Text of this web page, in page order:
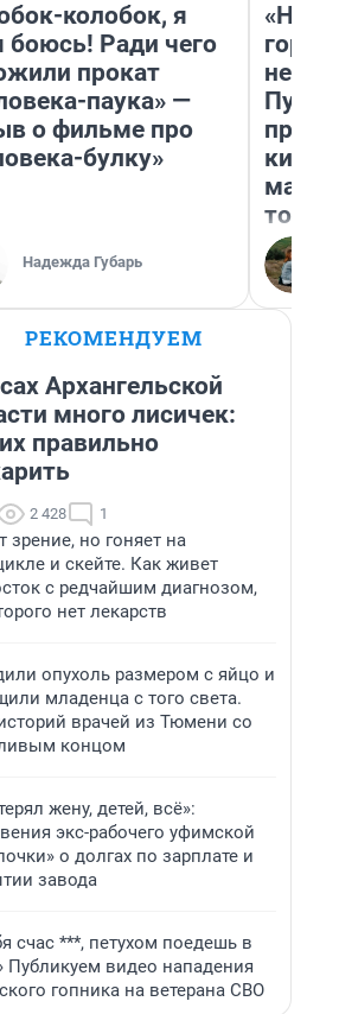
колобок, я
боюсь! Ради чего
прокат
паука» —
о фильме про
булку»
Надежда Губарь
«Нет
того
РЕКОМЕНДУЕМ
Архангельской
много лисичек:
правильно
2 428 1
зрение, но гоняет на
и скейте. Как живет
с редчайшим диагнозом,
нет лекарств
опухоль размером с яйцо и
младенца с того света.
врачей из Тюмени со
концом
жену, детей, всё»:
экс-рабочего уфимской
о долгах по зарплате и
завода
счас ***, петухом поедешь в
Публикуем видео нападения
гопника на ветерана СВО